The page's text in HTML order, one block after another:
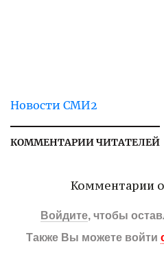
Новости СМИ2
КОММЕНТАРИИ ЧИТАТЕЛЕЙ
Комментарии
Войдите, чтобы
Также Вы можете войти